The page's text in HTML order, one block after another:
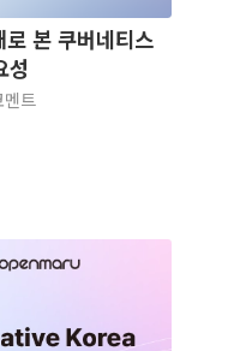
본 쿠버네티스
성
트